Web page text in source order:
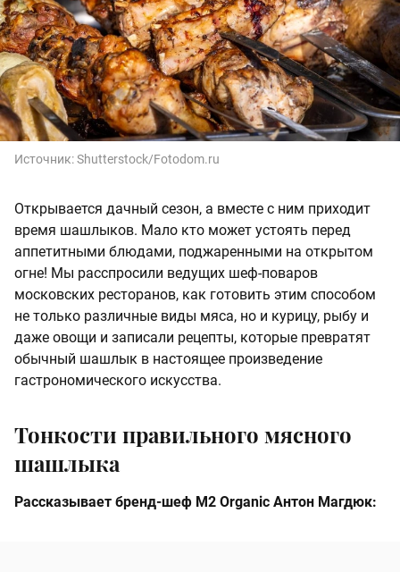
Источник:Shutterstock/Fotodom.ru
Открывается дачный сезон, а вместе с ним приходит
время шашлыков. Мало кто может устоять перед
аппетитными блюдами, поджаренными на открытом
огне! Мы расспросили ведущих шеф-поваров
московских ресторанов, как готовить этим способом
не только различные виды мяса, но и курицу, рыбу и
даже овощи и записали рецепты, которые превратят
обычный шашлык в настоящее произведение
гастрономического искусства.
Тонкости правильного мясного
шашлыка
Рассказывает бренд-шеф M2 Organic Антон Магдюк: